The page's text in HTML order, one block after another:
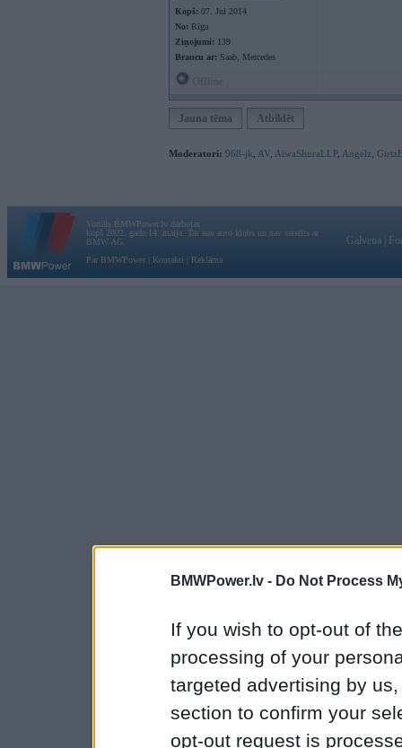
BMWPower.lv - Do Not Process
If you wish to opt-out of
processing of your
targeted advertising by
section to confirm your
opt-out request is
Kopš: 07. Jul 2014
No: Rīga
Ziņojumi: 139
Braucu ar: Saab, Mercedes
Jauna tēma Atbildēt
Moderatori: 968-jk AV AiwaShuraLLP, Angelz
Vortāls BMWPower.lv darbojas
kopš 2002. gada 14. maija. Tas nav auto klubs un nav saistīts ar
BMW AG.
Par BMWPower
Kontakti Reklāma
Galvena